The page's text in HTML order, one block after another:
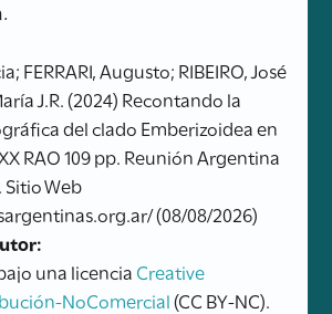
FERRARI, Augusto; RIBEIRO, José
J.R. (2024) Recontando la
del clado Emberizoidea en
RAO 109 pp. Reunión Argentina
Web
(08/08/2026)
una licencia Creative
NoComercial(CC BY-NC).